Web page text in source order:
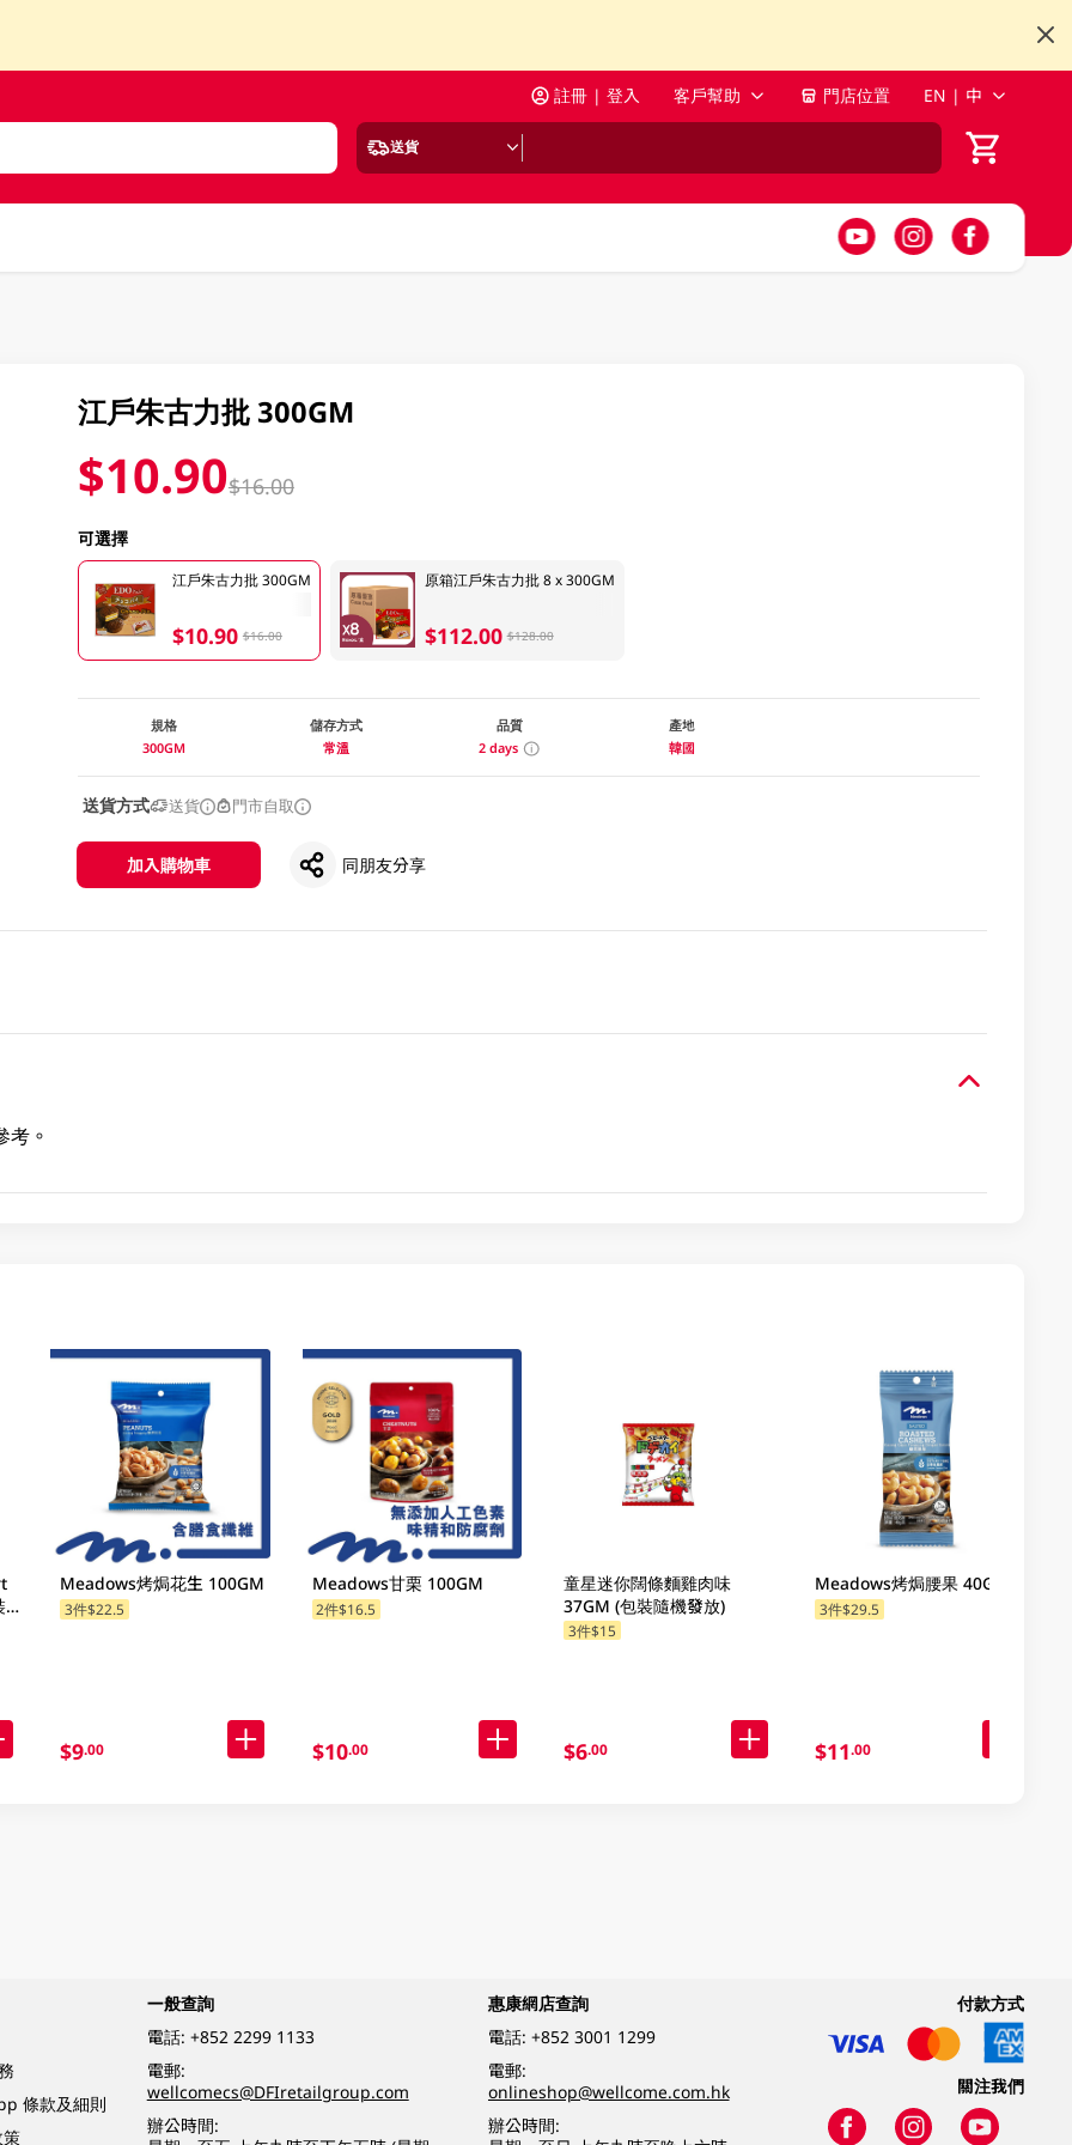
註冊 | 登入 客戶幫助 門店位置 EN | 中
送貨
江戶朱古力批 300GM
$10.90$16.00
可選擇
江戶朱古力批 300GM
$10.90 $16.00
原箱江戶朱古力批 8 x 300GM
$112.00 $128.00
規格
300GM
儲存方式
常溫
品質
2 days
產地
韓國
送貨方式 送貨 門市自取
加入購物車 同朋友分享
考。
Meadows烤焗花生 100GM
3件$22.5
$9.00
Meadows甘栗 100GM
2件$16.5
$10.00
童星迷你闊條麵雞肉味
37GM (包裝隨機發放)
3件$15
$6.00
Meadows烤焗腰果 40GM
3件$29.5
$11.00
條款及細則
一般查詢
電話: +852 2299 1133
電郵:
wellcomecs@DFIretailgroup.com
辦公時間:
惠康網店查詢
電話: +852 3001 1299
電郵:
onlineshop@wellcome.com.hk
辦公時間:
付款方式
關注我們